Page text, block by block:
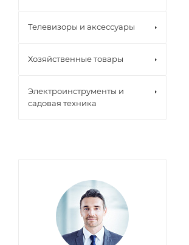
Телевизоры и аксессуары
Хозяйственные товары
Электроинструменты и
садовая техника